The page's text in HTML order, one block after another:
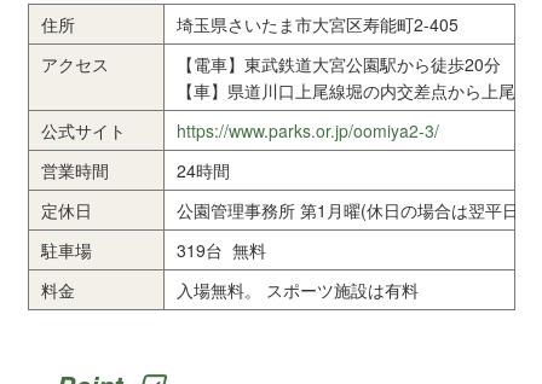
住所
埼玉県さいたま市大宮区寿能町2-405
アクセス
【電車】東武鉄道大宮公園駅から徒歩20分
【車】県道川口上尾線堀の内交差点から上尾
公式サイト
https://www.parks.or.jp/oomiya2-3/
営業時間
24時間
定休日
公園管理事務所 第1月曜(休日の場合は翌平日)
駐車場
319台 無料
料金
入場無料。 スポーツ施設は有料